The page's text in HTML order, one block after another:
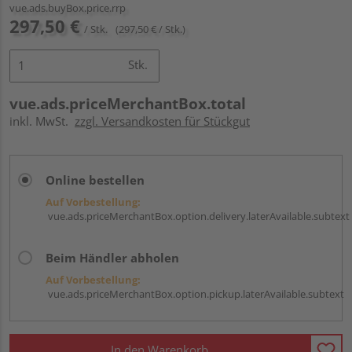
vue.ads.buyBox.price.rrp
297,50 € / Stk. (297,50 € / Stk.)
Stk.
vue.ads.priceMerchantBox.total
inkl. MwSt. zzgl. Versandkosten für Stückgut
Online bestellen
Auf Vorbestellung:
vue.ads.priceMerchantBox.option.delivery.laterAvailable.subtext
Beim Händler abholen
Auf Vorbestellung:
vue.ads.priceMerchantBox.option.pickup.laterAvailable.subtext